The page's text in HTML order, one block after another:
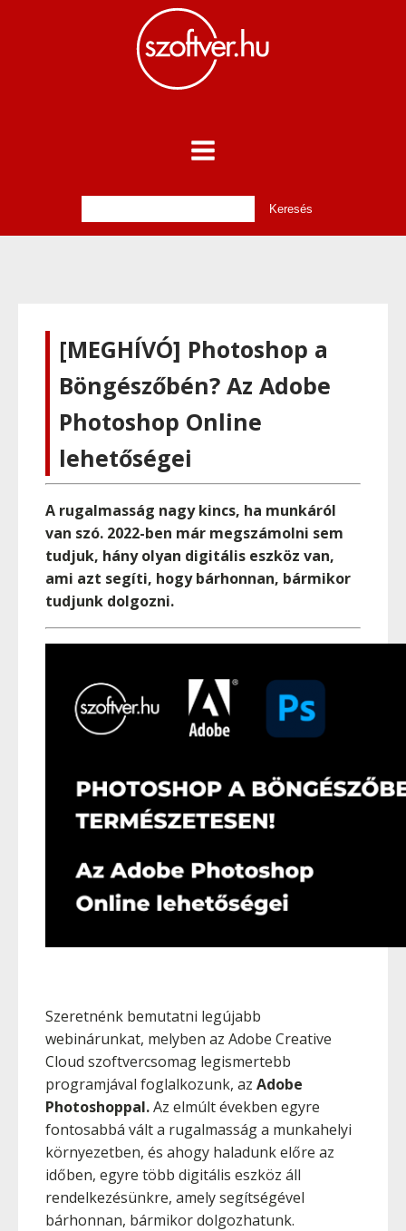
[MEGHÍVÓ] Photoshop a
Böngészőbén? Az Adobe
Photoshop Online
lehetőségei
A rugalmasság nagy kincs, ha munkáról
van szó. 2022-ben már megszámolni sem
tudjuk, hány olyan digitális eszköz van,
ami azt segíti, hogy bárhonnan, bármikor
tudjunk dolgozni.
Szeretnénk bemutatni legújabb
webinárunkat, melyben az Adobe Creative
Cloud szoftvercsomag legismertebb
programjával foglalkozunk, az Adobe
Photoshoppal.Az elmúlt években egyre
fontosabbá vált a rugalmasság a munkahelyi
környezetben, és ahogy haladunk előre az
időben, egyre több digitális eszköz áll
rendelkezésünkre, amely segítségével
bárhonnan, bármikor dolgozhatunk.